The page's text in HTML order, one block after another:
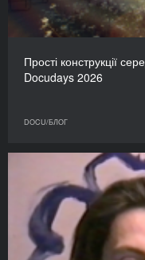
Прості конструкції
Docudays 2026
DOCU/БЛОГ